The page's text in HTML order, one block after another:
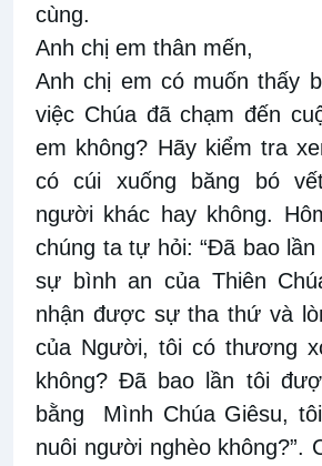
cùng.
Anh chị em thân mến,
Anh chị em có muốn thấy
việc Chúa đã chạm đến
em không? Hãy kiểm tra
có cúi xuống băng bó
người khác hay không.
chúng ta tự hỏi: “Đã bao
sự bình an của Thiên
nhận được sự tha thứ và
của Người, tôi có thương
không? Đã bao lần tôi
bằng Mình Chúa Giêsu,
nuôi người nghèo không?”.